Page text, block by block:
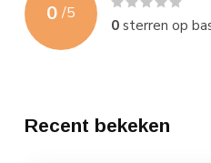
0 /5
0sterren op
Recent bekeken